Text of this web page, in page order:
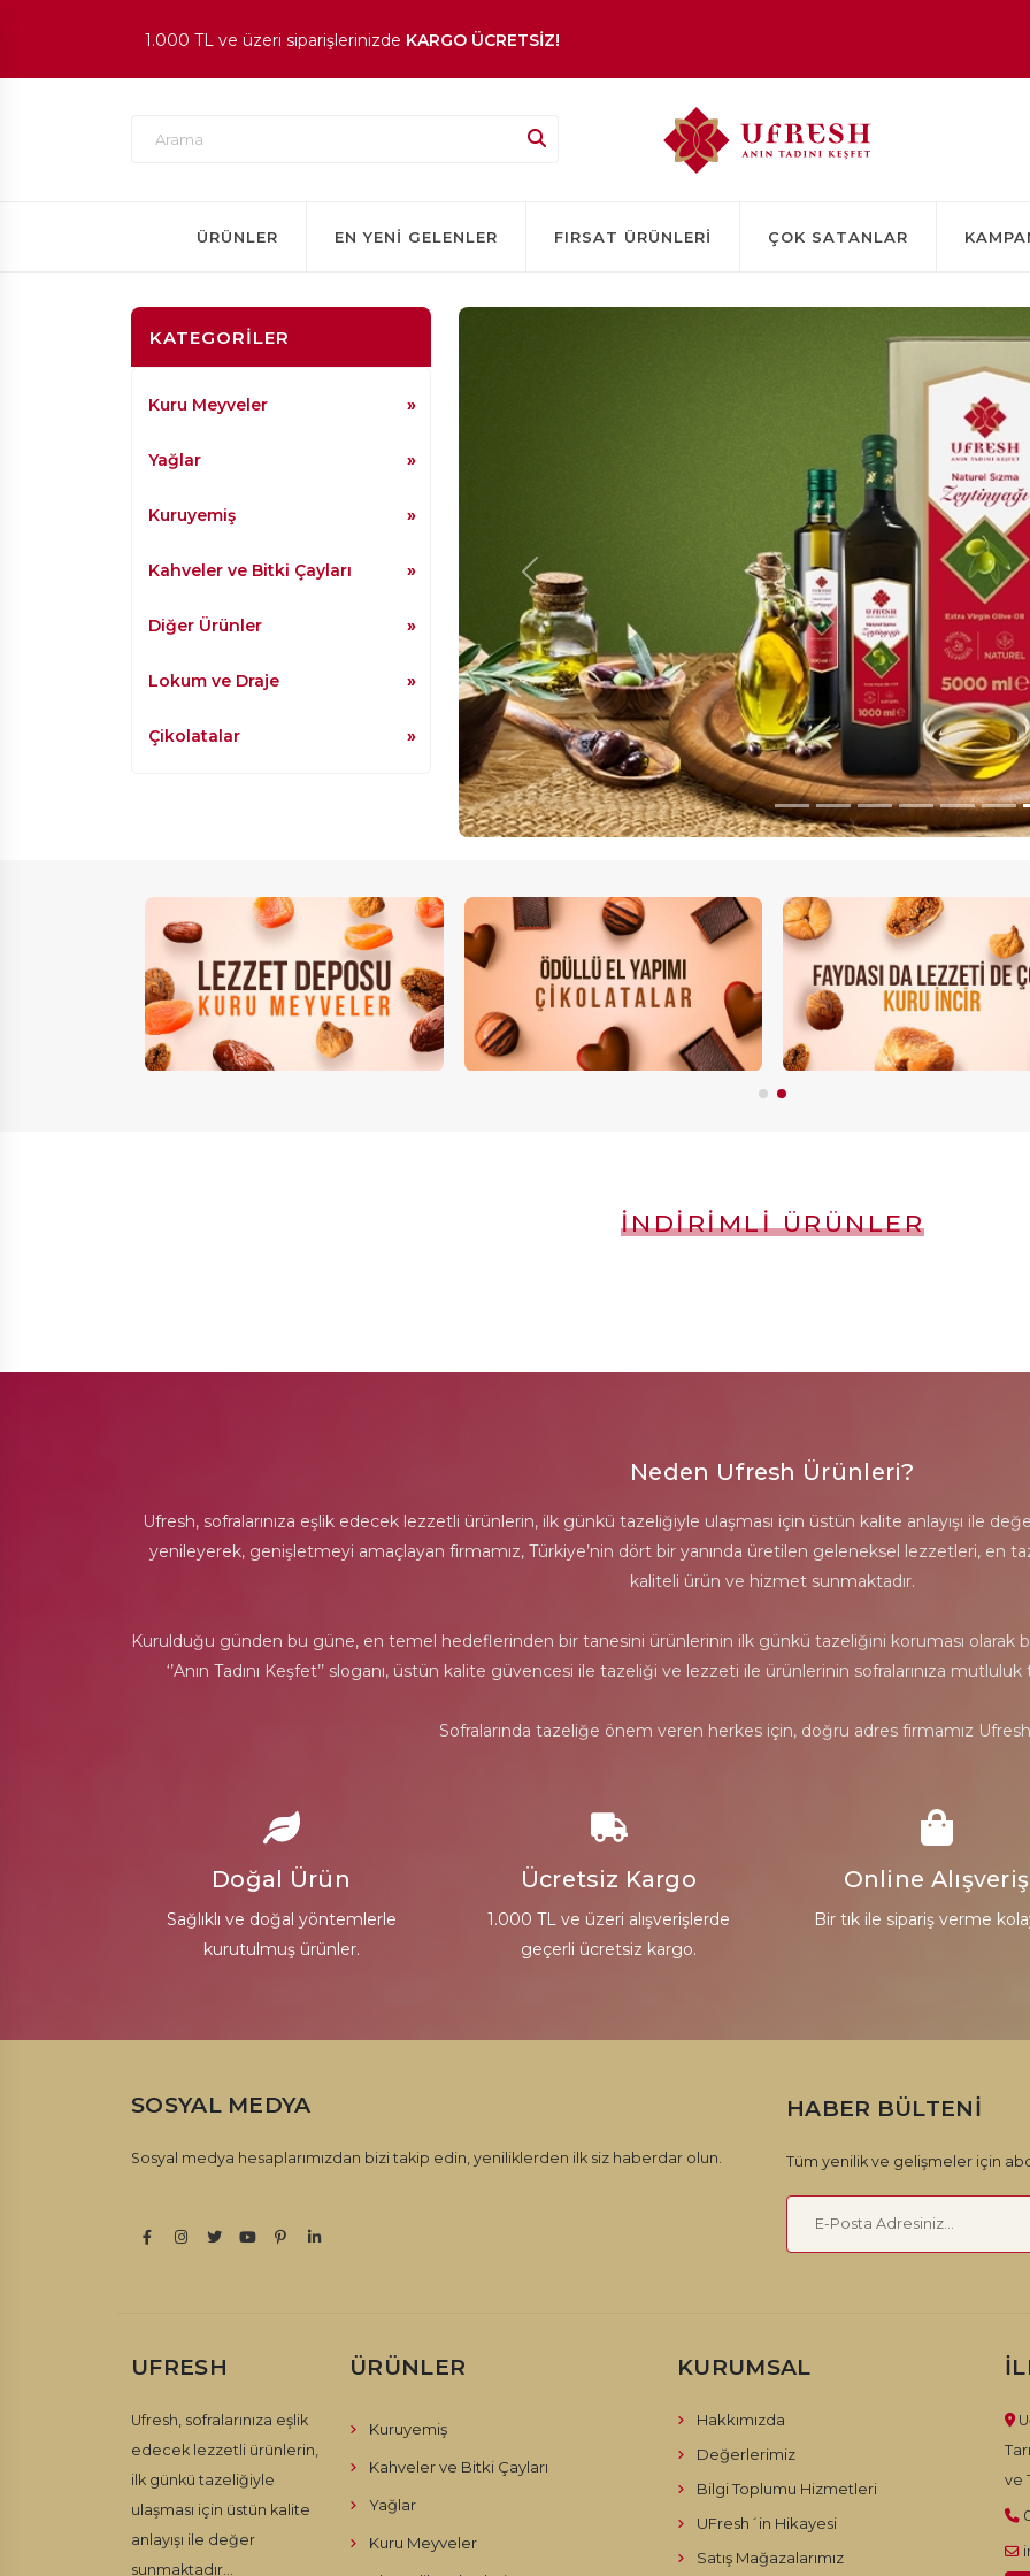
1.000 TL ve üzeri siparişlerinizde KARGO ÜCRETSİZ!
ÜRÜNLER EN YENI GELENLER FIRSAT ÜRÜNLERI ÇOK SATANLAR
KATEGORILER
Kuru Meyveler
Yağlar
Kuruyemiş
Kahveler ve Bitki Çayları
Diğer Ürünler
Lokum ve Draje
Çikolatalar
Previous
İNDIRIMLI ÜRÜNLER
Neden Ufresh Ürünleri?
Ufresh, sofralarınıza eşlik edecek lezzetli ürünlerin, ilk günkü tazeliğiyle ulaşması için üstün kalite anlayışı ile
yenileyerek, genişletmeyi amaçlayan firmamız, Türkiye’nin dört bir yanında üretilen geleneksel lezzetleri, en
kaliteli ürün ve hizmet sunmaktadır.
Kurulduğu günden bu güne, en temel hedeflerinden bir tanesini ürünlerinin ilk günkü tazeliğini koruması olarak
‘’Anın Tadını Keşfet’’ sloganı, üstün kalite güvencesi ile tazeliği ve lezzeti ile ürünlerinin sofralarınıza
Sofralarında tazeliğe önem veren herkes için, doğru adres firmamız
Doğal Ürün
Sağlıklı ve doğal yöntemlerle
kurutulmuş ürünler.
Ücretsiz Kargo
1.000 TL ve üzeri alışverişlerde
geçerli ücretsiz kargo.
Online Alışveriş
Bir tık ile sipariş verme
SOSYAL MEDYA
Sosyal medya hesaplarımızdan bizi takip edin, yeniliklerden ilk siz haberdar olun.
HABER BÜLTENI
Tüm yenilik ve gelişmeler için
UFRESH
Ufresh, sofralarınıza eşlik
edecek lezzetli ürünlerin,
ilk günkü tazeliğiyle
ulaşması için üstün kalite
anlayışı ile değer
sunmaktadır...
ÜRÜNLER
Kuruyemiş
Kahveler ve Bitki Çayları
Yağlar
Kuru Meyveler
KURUMSAL
Hakkımızda
Değerlerimiz
Bilgi Toplumu Hizmetleri
UFresh´in Hikayesi
Satış Mağazalarımız
ve